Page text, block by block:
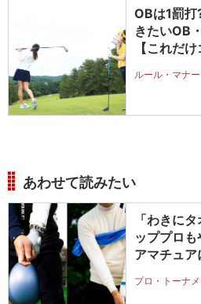
OBは1罰
きたいOB
【これだ
ルール・マナー
あわせて読みたい
「わきに
ッププロ
アマチュ
プロ・トーナ